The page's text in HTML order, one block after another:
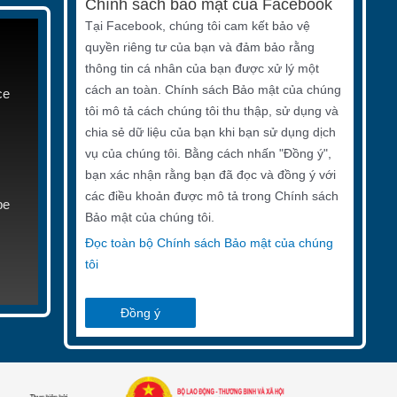
Chính sách bảo mật của Facebook
Tại Facebook, chúng tôi cam kết bảo vệ
quyền riêng tư của bạn và đảm bảo rằng
thông tin cá nhân của bạn được xử lý một
cách an toàn. Chính sách Bảo mật của chúng
tôi mô tả cách chúng tôi thu thập, sử dụng và
chia sẻ dữ liệu của bạn khi bạn sử dụng dịch
vụ của chúng tôi. Bằng cách nhấn "Đồng ý",
bạn xác nhận rằng bạn đã đọc và đồng ý với
các điều khoản được mô tả trong Chính sách
Bảo mật của chúng tôi.
Đọc toàn bộ Chính sách Bảo mật của chúng
tôi
Đồng ý